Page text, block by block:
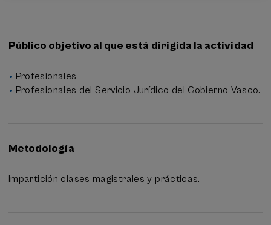
Público objetivo al que está dirigida la actividad
Profesionales
Profesionales del Servicio Jurídico del Gobierno Vasco.
Metodología
Impartición clases magistrales y prácticas.